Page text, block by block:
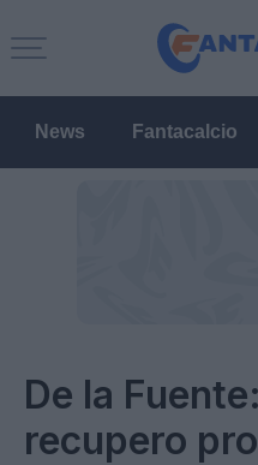
News Fantacalcio
De la
recupero